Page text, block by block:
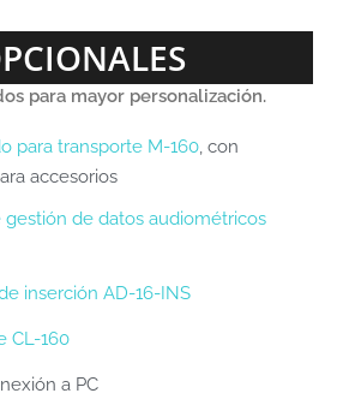
para mayor personalización.
para transporte M-160, con
accesorios
gestión de datos audiométricos
inserción AD-16-INS
CL-160
a PC